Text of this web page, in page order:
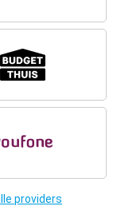
beelden, of je
dan zijn
niveau. Of je nu
razendsnel en
van snellere en
providers